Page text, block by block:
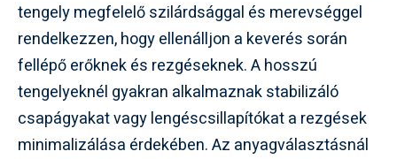
tengely megfelelő szilárdsággal és merevséggel
rendelkezzen, hogy ellenálljon a keverés során
fellépő erőknek és rezgéseknek. A hosszú
tengelyeknél gyakran alkalmaznak stabilizáló
csapágyakat vagy lengéscsillapítókat a rezgések
minimalizálása érdekében. Az anyagválasztásnál